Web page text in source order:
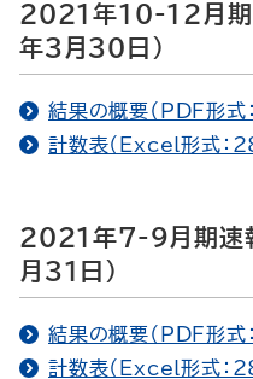
2021年10-12月期
年3月30日）
結果の概要（PDF形式
計数表（Excel形式：
2021年7-9月期速
月31日）
結果の概要（PDF形式
計数表（Excel形式：